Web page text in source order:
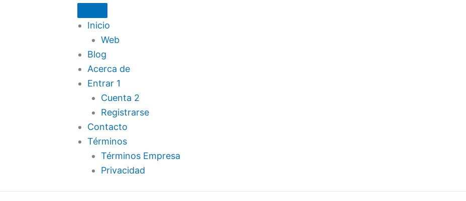
Inicio
Web
Blog
Acerca de
Entrar 1
Cuenta 2
Registrarse
Contacto
Términos
Términos Empresa
Privacidad